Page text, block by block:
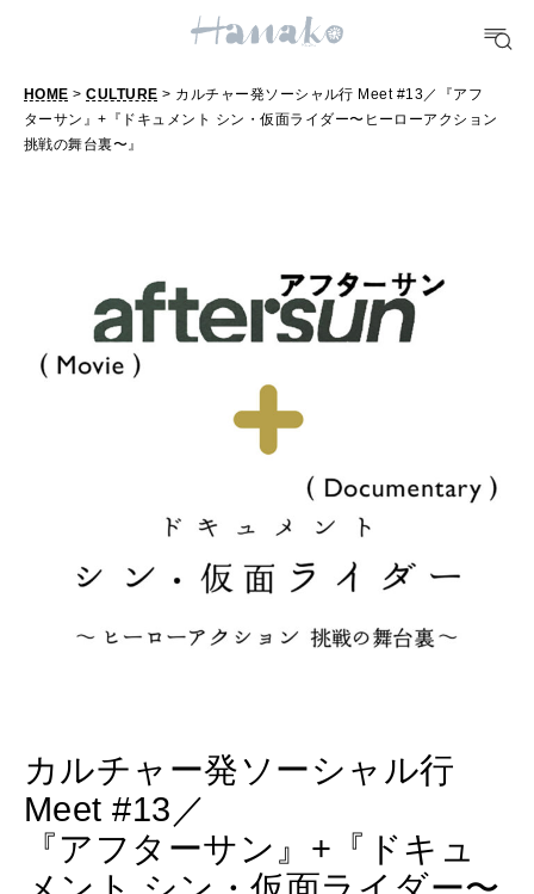
10 CATEGORIES
FOOD
[12星座別] Weekly Holoscope
[12星座別] Monthly Love Holoscope
HEALTH
自分にやさしく
LEARN
SUSTAINABLE
わたしができること
HOME >CULTURE > カルチャー発ソーシャル行 Meet #13／『アフ
ターサン』+『ドキュメント シン・仮面ライダー〜ヒーローアクション
挑戦の舞台裏〜』
カルチャー発ソーシャル行
Meet #13／
『アフターサン』+『ドキュ